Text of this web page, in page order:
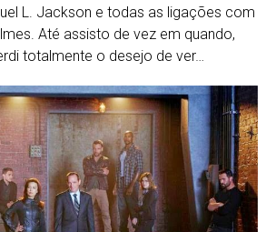
L. Jackson e todas as ligações com
Até assisto de vez em quando,
totalmente o desejo de ver…